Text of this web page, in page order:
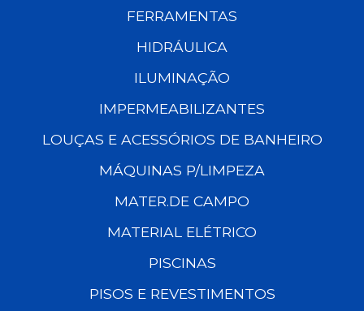
FERRAMENTAS
HIDRÁULICA
ILUMINAÇÃO
IMPERMEABILIZANTES
LOUÇAS E ACESSÓRIOS DE BANHEIRO
MÁQUINAS P/LIMPEZA
MATER.DE CAMPO
MATERIAL ELÉTRICO
PISCINAS
PISOS E REVESTIMENTOS